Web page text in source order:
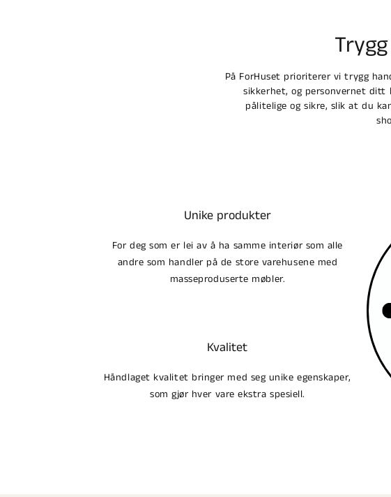
På ForHuset prioriterer vi trygg
sikkerhet, og personvernet ditt
pålitelige og sikre, slik at du
Unike produkter
For deg som er lei av å ha samme interiør som alle
andre som handler på de store varehusene med
masseproduserte møbler.
Kvalitet
Håndlaget kvalitet bringer med seg unike egenskaper,
som gjør hver vare ekstra spesiell.